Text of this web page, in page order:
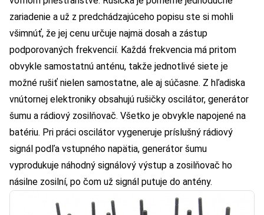
zariadenie a už z predchádzajúceho popisu ste si mohli
všimnúť, že jej cenu určuje najmä dosah a zástup
podporovaných frekvencií. Každá frekvencia má pritom
obvykle samostatnú anténu, takže jednotlivé siete je
možné rušiť nielen samostatne, ale aj súčasne. Z hľadiska
vnútornej elektroniky obsahujú rušičky oscilátor, generátor
šumu a rádiový zosilňovač. Všetko je obvykle napojené na
batériu. Pri práci oscilátor vygeneruje príslušný rádiový
signál podľa vstupného napätia, generátor šumu
vyprodukuje náhodný signálový výstup a zosilňovač ho
násilne zosilní, po čom už signál putuje do antény.